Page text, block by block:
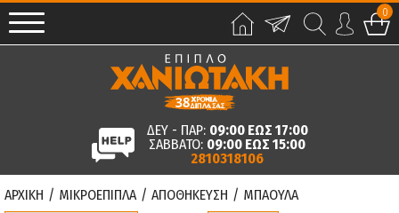
0
ΔΕΥ - ΠΑΡ: 09:00 ΕΩΣ 17:00
ΣΑΒΒΑΤΟ: 09:00 ΕΩΣ 15:00
2810318106
ΑΡΧΙΚΗ / ΜΙΚΡΟΕΠΙΠΛΑ / ΑΠΟΘΗΚΕΥΣΗ / ΜΠΑΟΥΛΑ